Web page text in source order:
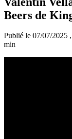
Beers de
Publié le 07/07/2025
min